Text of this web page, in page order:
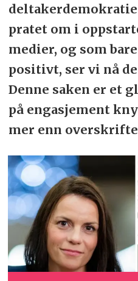
pratet om i
medier, og som
positivt, ser vi nå
Denne saken er et
på engasjement
mer enn